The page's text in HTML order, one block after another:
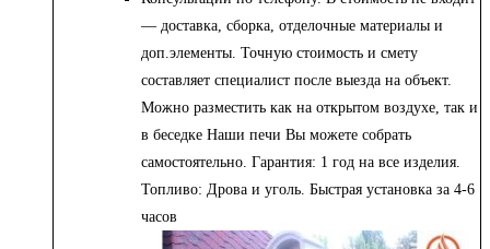
— доставка, сборка, отделочные материалы и
доп.элементы. Точную стоимость и смету
составляет специалист после выезда на объект.
Можно разместить как на открытом воздухе, так и
в беседке Наши печи Вы можете собрать
самостоятельно. Гарантия: 1 год на все изделия.
Топливо: Дрова и уголь. Быстрая установка за 4-6
часов